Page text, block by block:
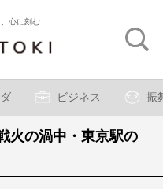
、心に刻む
ビジネス 振
火の渦中・東京駅の